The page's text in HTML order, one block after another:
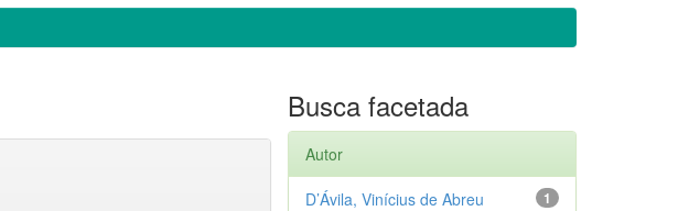
Busca facetada
Autor
1
D’Ávila, Vinícius de Abreu